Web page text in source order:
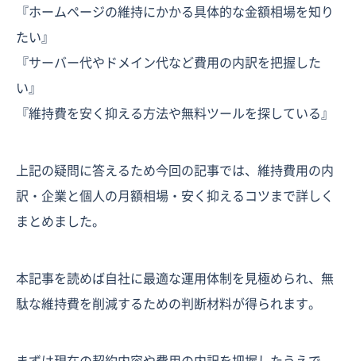
『ホームページの維持にかかる具体的な金額相場を知り
たい』
『サーバー代やドメイン代など費用の内訳を把握した
い』
『維持費を安く抑える方法や無料ツールを探している』
上記の疑問に答えるため今回の記事では、維持費用の内
訳・企業と個人の月額相場・安く抑えるコツまで詳しく
まとめました。
本記事を読めば自社に最適な運用体制を見極められ、無
駄な維持費を削減するための判断材料が得られます。